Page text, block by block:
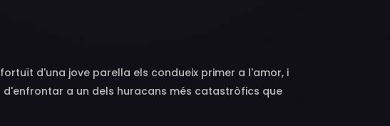
Apakuki Nalawa, Tim Solomon
d'una jove parella els condueix primer a l'amor, i
a un dels huracans més catastròfics que